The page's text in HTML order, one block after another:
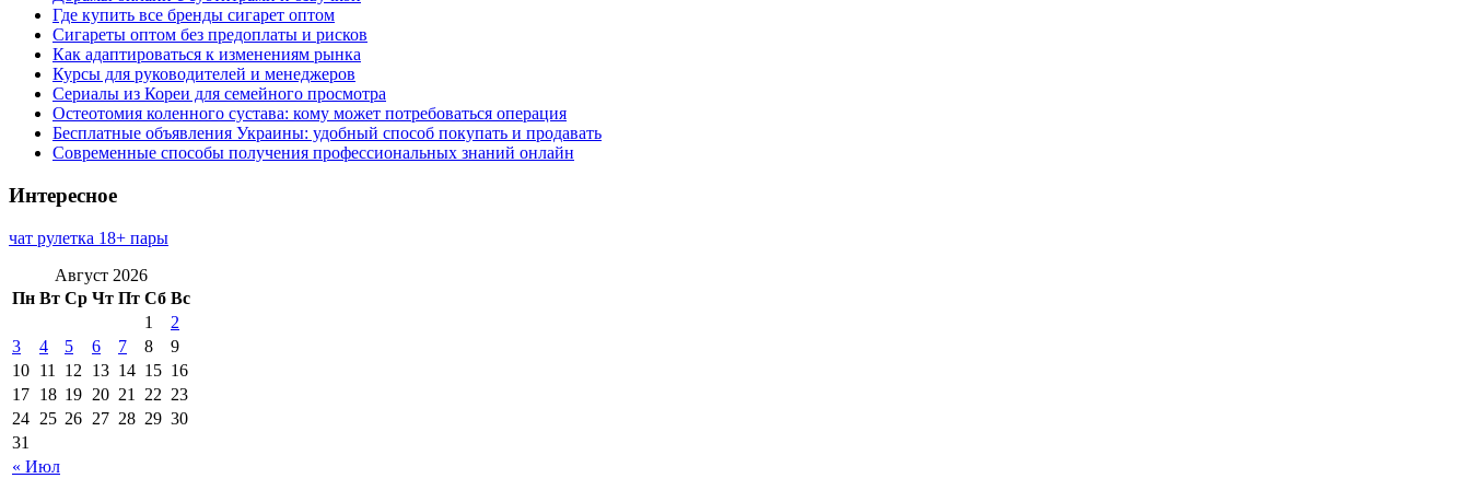
Где купить все бренды сигарет оптом
Сигареты оптом без предоплаты и рисков
Как адаптироваться к изменениям рынка
Курсы для руководителей и менеджеров
Сериалы из Кореи для семейного просмотра
Остеотомия коленного сустава: кому может потребоваться операция
Бесплатные объявления Украины: удобный способ покупать и продавать
Современные способы получения профессиональных знаний онлайн
Интересное
чат рулетка 18+ пары
Август 2026
Пн Вт Ср Чт Пт Сб Вс
« Июл
1
2
3
4 5 6 7 8
9
10 11 12 13 14 15 16
17 18 19 20 21 22 23
24 25 26 27 28 29 30
31